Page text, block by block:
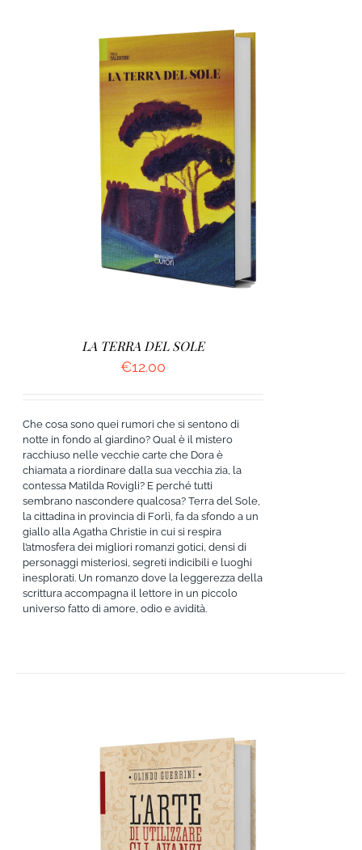
AGGIUNGI AL CARRELLO / DETTAGLI
LA TERRA DEL SOLE
€12.00
Che cosa sono quei rumori che si sentono di
notte in fondo al giardino? Qual è il mistero
racchiuso nelle vecchie carte che Dora è
chiamata a riordinare dalla sua vecchia zia, la
contessa Matilda Rovigli? E perché tutti
sembrano nascondere qualcosa? Terra del Sole,
la cittadina in provincia di Forlì, fa da sfondo a un
giallo alla Agatha Christie in cui si respira
l’atmosfera dei migliori romanzi gotici, densi di
personaggi misteriosi, segreti indicibili e luoghi
inesplorati. Un romanzo dove la leggerezza della
scrittura accompagna il lettore in un piccolo
universo fatto di amore, odio e avidità.